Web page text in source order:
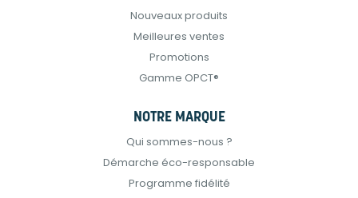
Nouveaux produits
Meilleures ventes
Promotions
Gamme OPCT®
NOTRE MARQUE
Qui sommes-nous ?
Démarche éco-responsable
Programme fidélité